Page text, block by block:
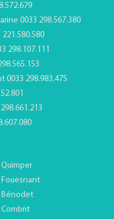
0033 298.567.380
298.107.111
0033 298.983.475
Bénodet